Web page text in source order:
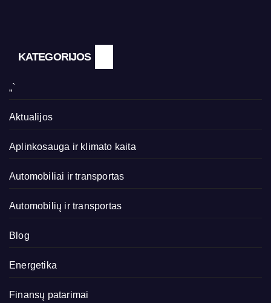
KATEGORIJOS
„`
Aktualijos
Aplinkosauga ir klimato kaita
Automobiliai ir transportas
Automobilių ir transportas
Blog
Energetika
Finansų patarimai